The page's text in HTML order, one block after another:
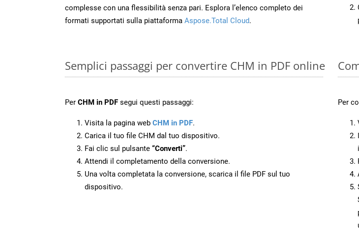
complesse con una flessibilità senza pari. Esplora l’elenco completo dei
formati supportati sulla piattaforma Aspose.Total Cloud.
Semplici passaggi per convertire CHM in PDF online
Per CHM in PDF segui questi passaggi:
Visita la pagina web CHM in PDF.
Carica il tuo file CHM dal tuo dispositivo.
Fai clic sul pulsante “Converti”.
Attendi il completamento della conversione.
Una volta completata la conversione, scarica il file PDF sul tuo
dispositivo.
Per